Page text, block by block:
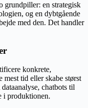
grundpiller: en strategisk
og en dybtgående
med den. Det handler
konkrete,
tid eller skabe størst
chatbots til
i produktionen.